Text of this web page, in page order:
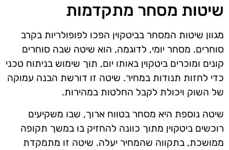
שיטות מסחר מתקדמות
מגוון שיטות המסחר בביטקוין הפכו לפופולריות בקרב
סוחרים. מסחר יומי, לדוגמה, הוא שיטה שבה סוחרים
קונים ומוכרים ביטקוין באותו יום, תוך שימוש בניתוח טכני
כדי לחזות תנודות במחיר. שיטה זו דורשת הבנה עמוקה
של השוק ויכולת לקבל החלטות במהירות.
שיטה נוספת היא מסחר בטווח ארוך, שבו משקיעים
רוכשים ביטקוין מתוך כוונה להחזיק בו במשך תקופה
ממושכת, בתקווה שהמחיר יעלה. שיטה זו מתמקדת